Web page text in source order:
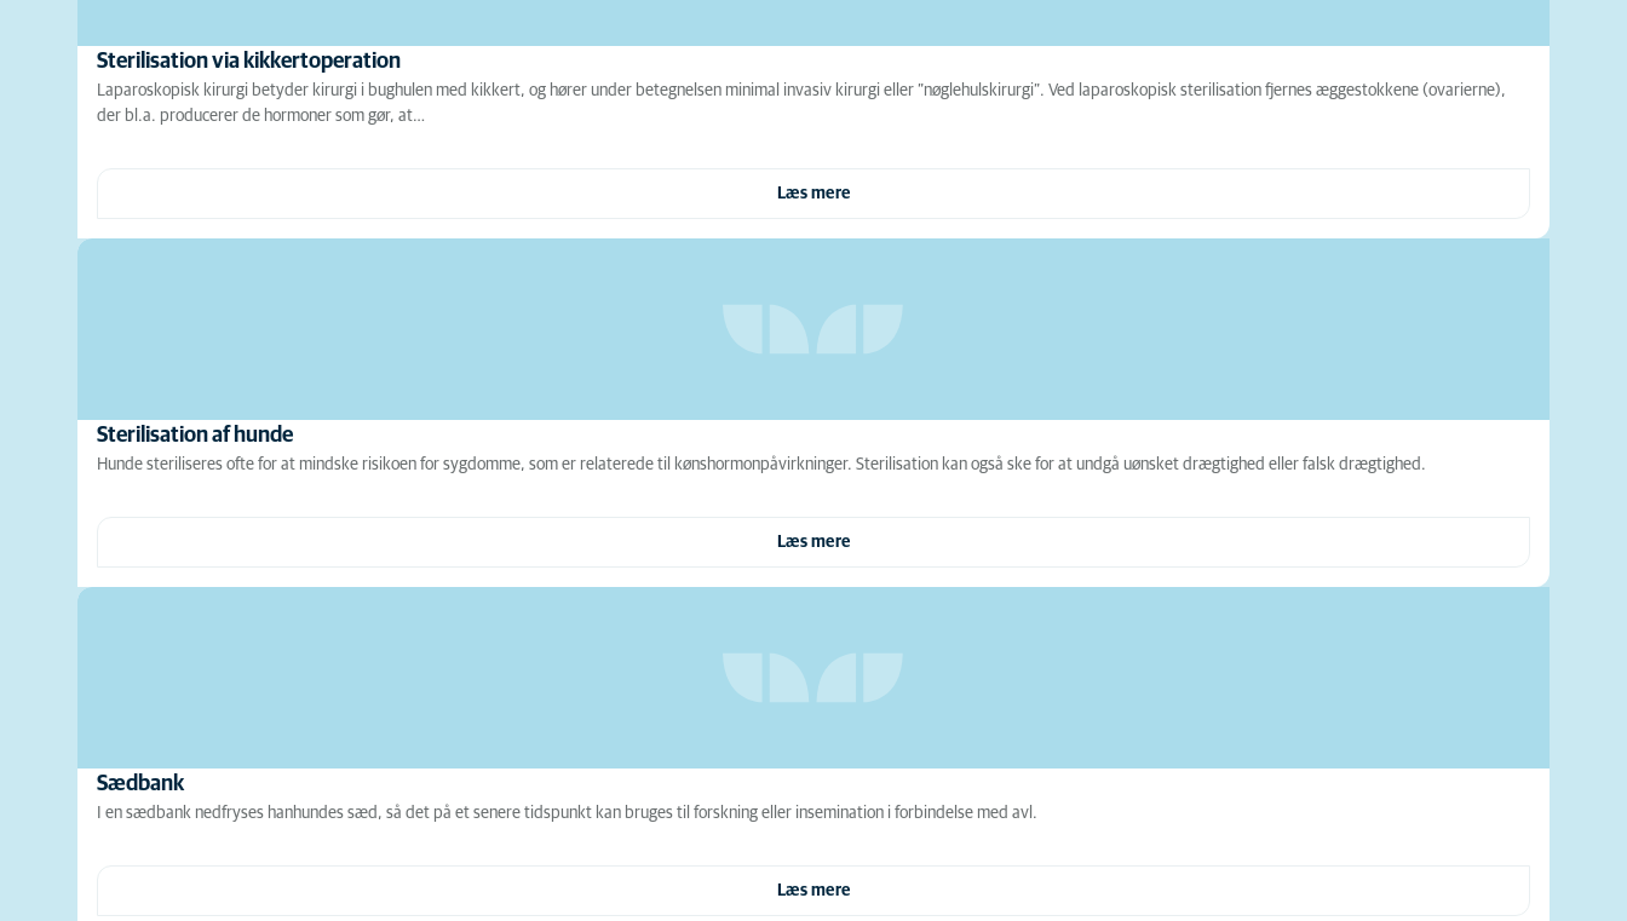
Sterilisation via kikkertoperation
Laparoskopisk kirurgi betyder kirurgi i bughulen med kikkert, og hører under betegnelsen minimal invasiv kirurgi eller ”nøglehulskirurgi”. Ved laparoskopisk sterilisation fjernes æggestokkene (ovarierne),
der bl.a. producerer de hormoner som gør, at…
Læs mere
Sterilisation af hunde
Hunde steriliseres ofte for at mindske risikoen for sygdomme, som er relaterede til kønshormonpåvirkninger. Sterilisation kan også ske for at undgå uønsket drægtighed eller falsk drægtighed.
Læs mere
Sædbank
I en sædbank nedfryses hanhundes sæd, så det på et senere tidspunkt kan bruges til forskning eller insemination i forbindelse med avl.
Læs mere